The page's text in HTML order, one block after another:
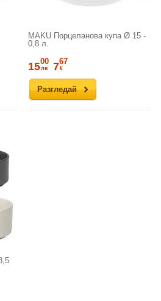
MAKU Порцеланова купа Ø 15 -
0,8 л.
Разгледай
1500
лв 767
€